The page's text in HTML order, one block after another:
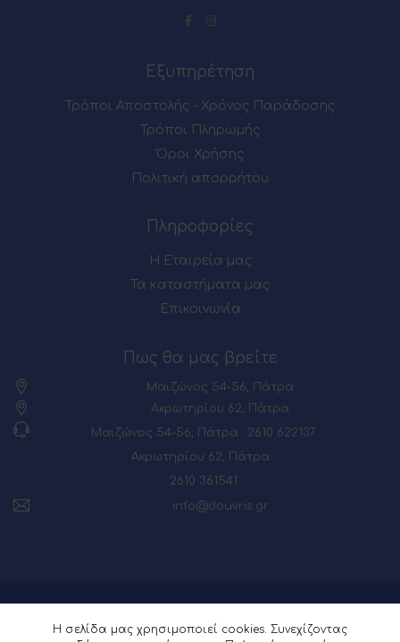
Εξυπηρέτηση
Τρόποι Αποστολής - Χρόνος Παράδοσης
Τρόποι Πληρωμής
Όροι Χρήσης
Πολιτική απορρήτου
Πληροφορίες
Η Εταιρεία μας
Τα καταστήματα μας
Επικοινωνία
Πως θα μας βρείτε
Μαιζώνος 54-56, Πάτρα
Ακρωτηρίου 62, Πάτρα
Μαιζώνος 54-56, Πάτρα : 2610 622137
Ακρωτηρίου 62, Πάτρα :
2610 361541
info@douvris.gr
Η σελίδα μας χρησιμοποιεί cookies. Συνεχίζοντας